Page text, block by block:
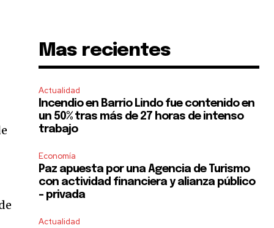
Mas recientes
Actualidad
Incendio en Barrio Lindo fue contenido en
un 50% tras más de 27 horas de intenso
trabajo
Economía
Paz apuesta por una Agencia de Turismo
con actividad financiera y alianza público
– privada
Actualidad